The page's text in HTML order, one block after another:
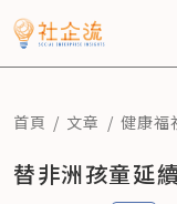
首頁 文章 健康福
替非洲孩童延